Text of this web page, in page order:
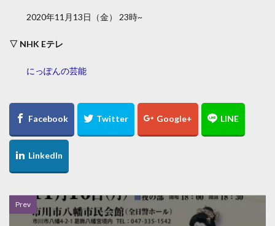
2020年11月13日（金） 23時~
▽ NHK Eテレ
にっぽんの芸能
Prev